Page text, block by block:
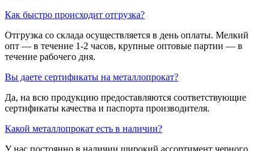
Как быстро происходит отгрузка?
Отгрузка со склада осуществляется в день оплаты. Мелкий
опт — в течение 1-2 часов, крупные оптовые партии — в
течение рабочего дня.
Вы даете сертификаты на металлопрокат?
Да, на всю продукцию предоставляются соответствующие
сертификаты качества и паспорта производителя.
Какой металлопрокат есть в наличии?
У нас постоянно в наличии широкий ассортимент черного